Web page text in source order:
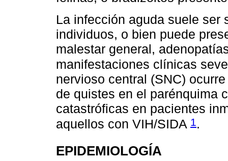
La infección aguda suele
individuos, o bien puede
malestar general,
manifestaciones clínicas
nervioso central (SNC)
de quistes en el parénquima
catastróficas en pacientes
aquellos con VIH/SIDA 1.
EPIDEMIOLOGÍA